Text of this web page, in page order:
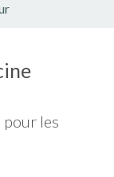
pour les